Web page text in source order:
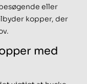
eller
kopper, der
med